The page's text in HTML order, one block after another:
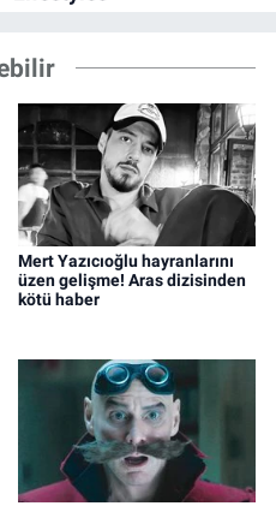
Mert Yazıcıoğlu hayranlarını
üzen gelişme! Aras dizisinden
kötü haber